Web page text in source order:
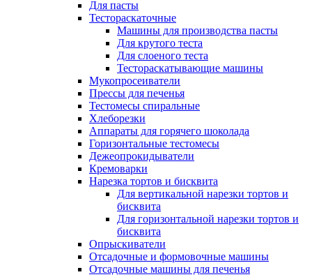
Для пасты
Тестораскаточные
Машины для производства пасты
Для крутого теста
Для слоеного теста
Тестораскатывающие машины
Мукопросеиватели
Прессы для печенья
Тестомесы спиральные
Хлеборезки
Аппараты для горячего шоколада
Горизонтальные тестомесы
Дежеопрокидыватели
Кремоварки
Нарезка тортов и бисквита
Для вертикальной нарезки тортов и
бисквита
Для горизонтальной нарезки тортов и
бисквита
Опрыскиватели
Отсадочные и формовочные машины
Отсадочные машины для печенья